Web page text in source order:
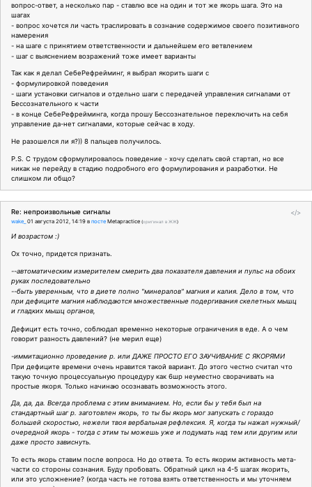
вопрос-ответ, а несколько пар - ставлю все на один и тот же якорь шага. Это на
шагах
- вопрос хочется ли часть траслировать в сознание содержимое своего позитивного
намерения
- на шаге с принятием ответственности и дальнейшем его ветвлением
- шаг с выяснением возражений тоже имеет варианты
Так как я делал СебеРефрейминг, я выбрал якорить шаги с
- формулировкой поведения
- шаги установки сигналов и отдельно шаги с передачей управления сигналами от
Бессознательного к части
- в конце СебеРефрейминга, когда прошу Бессознательное переключить на себя
управление да-нет сигналами, которые сейчас в ходу.
Не разошелся ли я?)) 8 пальцев получилось.
P.S. С трудом сформулировалось поведение - хочу сделать свой стартап, но все
никак не перейду в стадию подробного его формулирования и разработки. Не
слишком ли общо?
</>
Re: непроизвольные сигналы
wake_ 01 августа 2012, 14:19 в посте Metapractice (оригинал в ЖЖ)
И возрастом :)
Ох точно, придется признать.
--автоматическим измерителем смерить два показателя давления и пульс на обоих
руках последовательно
--быть уверенным, что в диете полно "минералов" магния и калия. Дело в том, что
при дефиците магния наблюдаются множественные подергивания скелетных мышц
и гладких мышц органов,
Дефицит есть точно, соблюдал временно некоторые ограничения в еде. А о чем
говорит разность давлений? (не мерил еще)
-иммитационно проведение р. или ДАЖЕ ПРОСТО ЕГО ЗАУЧИВАНИЕ С ЯКОРЯМИ
При дефиците времени очень нравится такой вариант. До этого честно считал что
такую точную процессуальную процедуру как 6шр неуместно сворачивать на
простые якоря. Только начинаю осознавать возможность этого.
Да, да, да. Всегда проблема с этим вниманием. Но, если бы у тебя был на
стандартный шаг р. заготовлен якорь, то ты бы якорь мог запускать с гораздо
большей скоростью, нежели твоя вербальная рефлексия. Я, когда ты нажал нужный/
очередной якорь - тогда с этим ты можешь уже и подумать над тем или другим или
даже просто зависнуть.
То есть якорь ставим после вопроса. Но до ответа. То есть якорим активность мета-
части со стороны сознания. Буду пробовать. Обратный цикл на 4-5 шагах якорить,
или это усложнение? (когда часть не готова взять ответственность и мы уточняем